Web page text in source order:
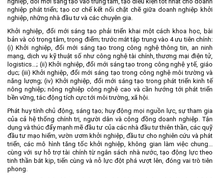
nghiệp phát triển; tạo cơ chế kết nối chặt chẽ giữa doanh nghiệp khởi
nghiệp, những nhà đầu tư và các chuyên gia.
Khởi nghiệp, đổi mới sáng tạo phải triển khai một cách khoa học, bài
bản và có trọng tâm, trọng điểm; trước mắt tập trung vào 4 ưu tiên chính:
(i) Khởi nghiệp, đổi mới sáng tạo trong công nghệ thông tin, an ninh
mạng, dịch vụ kỹ thuật số như công nghệ tài chính, thương mại điện tử,
logistics…; (ii) Khởi nghiệp, đổi mới sáng tạo trong công nghệ y tế, giáo
dục; (iii) Khởi nghiệp, đổi mới sáng tạo trong công nghệ môi trường và
năng lượng; (iv) Khởi nghiệp, đổi mới sáng tạo trong phát triển kinh tế
nông nghiệp; nông nghiệp công nghệ cao và cần hướng tới phát triển
bền vững, tác động tích cực tới môi trường, xã hội.
Phát huy tính chủ động, sáng tạo; huy động mọi nguồn lực, sự tham gia
của cả hệ thống chính trị, người dân và cộng đồng doanh nghiệp. Tận
dụng và thúc đẩy mạnh mẽ đầu tư của các nhà đầu tư thiên thần, các quỹ
đầu tư mạo hiểm, vườn ươm khởi nghiệp, đầu tư cho nghiên cứu và phát
triển, các mô hình tăng tốc khởi nghiệp, không gian làm việc chung...
cùng với sự hỗ trợ tài chính từ ngân sách nhà nước, tạo động lực theo
tinh thần bắt kịp, tiến cùng và nỗ lực đột phá vượt lên, đóng vai trò tiên
phong.